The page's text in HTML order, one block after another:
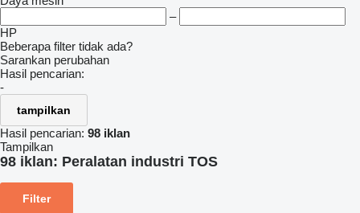
–
HP
Beberapa filter tidak ada?
Sarankan perubahan
Hasil pencarian:
-
tampilkan
Hasil pencarian: 98 iklan
Tampilkan
98 iklan: Peralatan industri TOS
Filter